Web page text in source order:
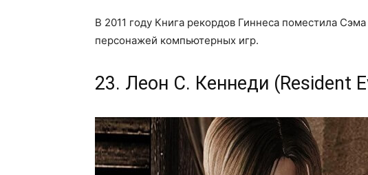
В 2011 году Книга рекордов Гиннеса поместила
персонажей компьютерных игр.
23. Леон С. Кеннеди (Resident